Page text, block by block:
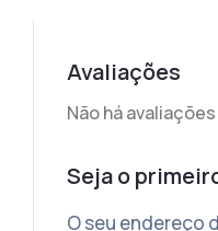
Avaliações
Não há
Seja o
O seu endereço